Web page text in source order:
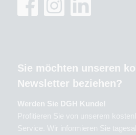
Sie möchten unseren
Newsletter beziehen?
Werden Sie DGH Kunde!
Profitieren Sie von unserem
Service. Wir informieren Sie